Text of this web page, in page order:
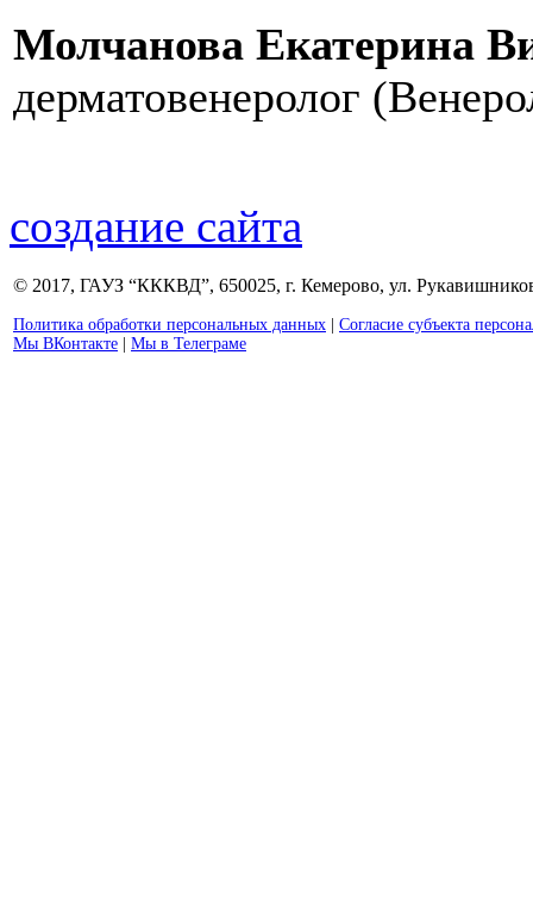
Молчанова Екатерина
дерматовенеролог
создание сайта
© 2017, ГАУЗ “КККВД”, 650025, г. Кемерово, ул.
Политика обработки персональных данных
Согласие субъекта
Мы ВКонтакте
Мы в Телеграме